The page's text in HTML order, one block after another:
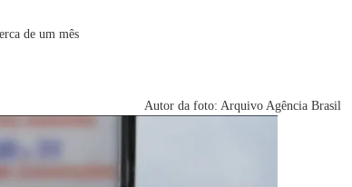
de um mês
Autor da foto: Arquivo Agência Brasil